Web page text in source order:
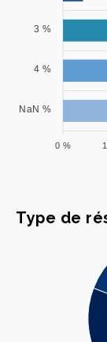
3 %
4 %
NaN %
0 %
Type de